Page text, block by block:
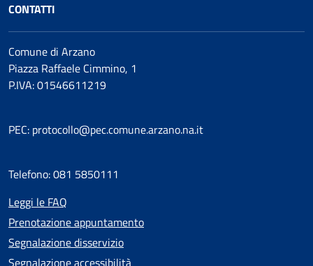
CONTATTI
Comune di Arzano
Piazza Raffaele Cimmino, 1
P.IVA: 01546611219
PEC: protocollo@pec.comune.arzano.na.it
Telefono: 081 5850111
Leggi le FAQ
Prenotazione appuntamento
Segnalazione disservizio
Segnalazione accessibilità